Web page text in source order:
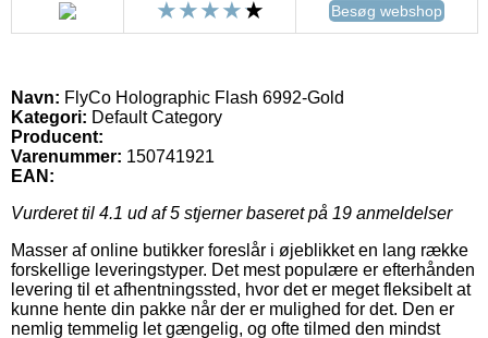
Besøg webshop
Navn: FlyCo Holographic Flash 6992-Gold
Kategori: Default Category
Producent:
Varenummer: 150741921
EAN:
Vurderet til 4.1 ud af 5 stjerner baseret på 19 anmeldelser
Masser af online butikker foreslår i øjeblikket en lang række
forskellige leveringstyper. Det mest populære er efterhånden
levering til et afhentningssted, hvor det er meget fleksibelt at
kunne hente din pakke når der er mulighed for det. Den er
nemlig temmelig let gængelig, og ofte tilmed den mindst